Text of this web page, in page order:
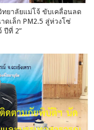
ทยาลัยแม่โจ้ ขับเคลื่อนลด
ดเล็ก PM2.5 สู่ห่วงโซ่
ปีที่ 2”